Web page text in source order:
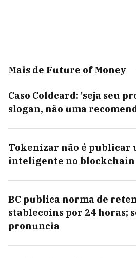
Mais de Future of Money
Caso Coldcard: 'seja seu
slogan, não uma
Tokenizar não é publicar
inteligente no blockchain
BC publica norma de
stablecoins por 24 horas;
pronuncia